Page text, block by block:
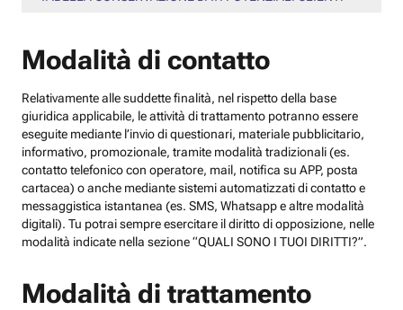
Modalità di contatto
Relativamente alle suddette finalità, nel rispetto della base
giuridica applicabile, le attività di trattamento potranno essere
eseguite mediante l’invio di questionari, materiale pubblicitario,
informativo, promozionale, tramite modalità tradizionali (es.
contatto telefonico con operatore, mail, notifica su APP, posta
cartacea) o anche mediante sistemi automatizzati di contatto e
messaggistica istantanea (es. SMS, Whatsapp e altre modalità
digitali). Tu potrai sempre esercitare il diritto di opposizione, nelle
modalità indicate nella sezione “QUALI SONO I TUOI DIRITTI?”.
Modalità di trattamento